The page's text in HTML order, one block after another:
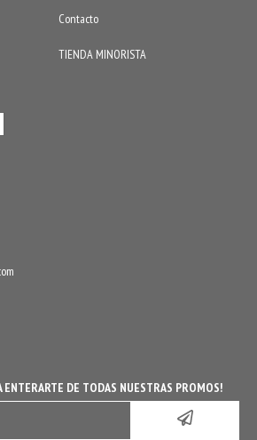
Contacto
TIENDA MINORISTA
ENTERARTE DE TODAS NUESTRAS PROMOS!